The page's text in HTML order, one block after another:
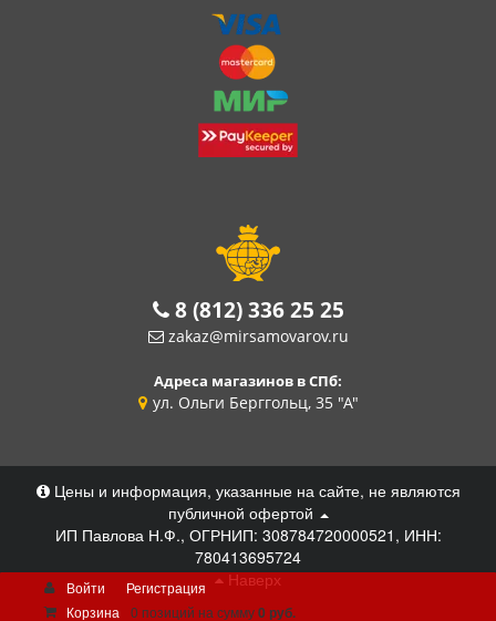
8 (812) 336 25 25
zakaz@mirsamovarov.ru
Адреса магазинов в СПб:
ул. Ольги Берггольц, 35 "А"
Цены и информация, указанные на сайте, не являются
публичной офертой
ИП Павлова Н.Ф., ОГРНИП: 308784720000521, ИНН:
780413695724
Наверх
Войти
Регистрация
Корзина
0 позиций на сумму0 руб.